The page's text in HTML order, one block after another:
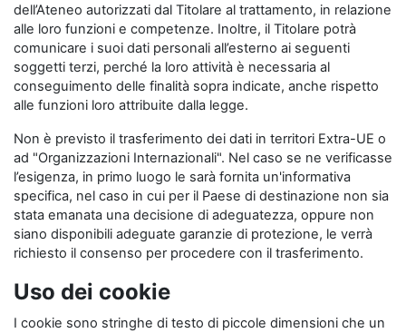
dell’Ateneo autorizzati dal Titolare al trattamento, in relazione
alle loro funzioni e competenze. Inoltre, il Titolare potrà
comunicare i suoi dati personali all’esterno ai seguenti
soggetti terzi, perché la loro attività è necessaria al
conseguimento delle finalità sopra indicate, anche rispetto
alle funzioni loro attribuite dalla legge.
Non è previsto il trasferimento dei dati in territori Extra-UE o
ad "Organizzazioni Internazionali". Nel caso se ne verificasse
l’esigenza, in primo luogo le sarà fornita un'informativa
specifica, nel caso in cui per il Paese di destinazione non sia
stata emanata una decisione di adeguatezza, oppure non
siano disponibili adeguate garanzie di protezione, le verrà
richiesto il consenso per procedere con il trasferimento.
Uso dei cookie
I cookie sono stringhe di testo di piccole dimensioni che un